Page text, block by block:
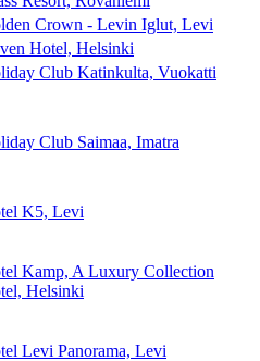
Crown - Levin Iglut, Levi
Hotel, Helsinki
Club Katinkulta, Vuokatti
Club Saimaa, Imatra
K5, Levi
Kamp, A Luxury Collection
Helsinki
Levi Panorama, Levi